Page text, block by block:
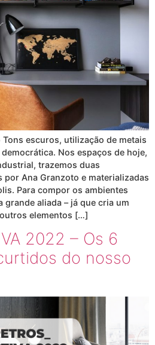
escuros, utilização de metais
Nos espaços de hoje,
trazemos duas
por Ana Granzoto e materializadas
Para compor os ambientes
grande aliada – já que cria um
elementos […]
2022 – Os 6
do nosso